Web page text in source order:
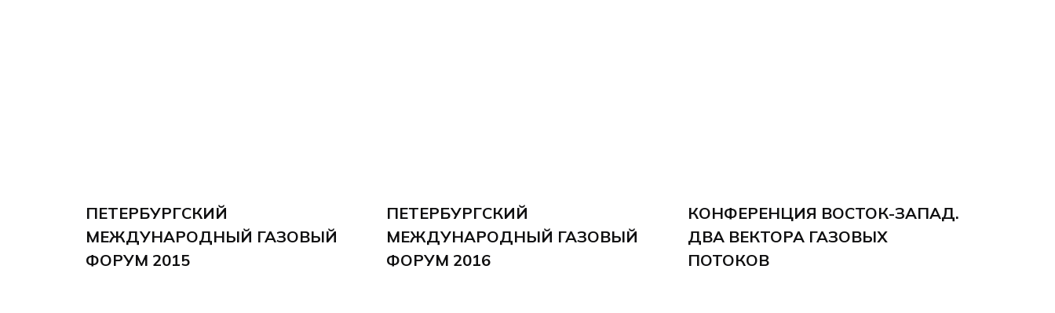
ПЕТЕРБУРГСКИЙ
МЕЖДУНАРОДНЫЙ ГАЗОВЫЙ
ФОРУМ 2015
ПЕТЕРБУРГСКИЙ
МЕЖДУНАРОДНЫЙ ГАЗОВЫЙ
ФОРУМ 2016
КОНФЕРЕНЦИЯ ВОСТОК-ЗАПАД.
ДВА ВЕКТОРА ГАЗОВЫХ
ПОТОКОВ